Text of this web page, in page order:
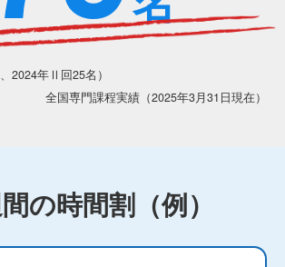
2024年Ⅱ回25名）
全国専門課程実績（2025年3月31日現在）
の時間割（例）